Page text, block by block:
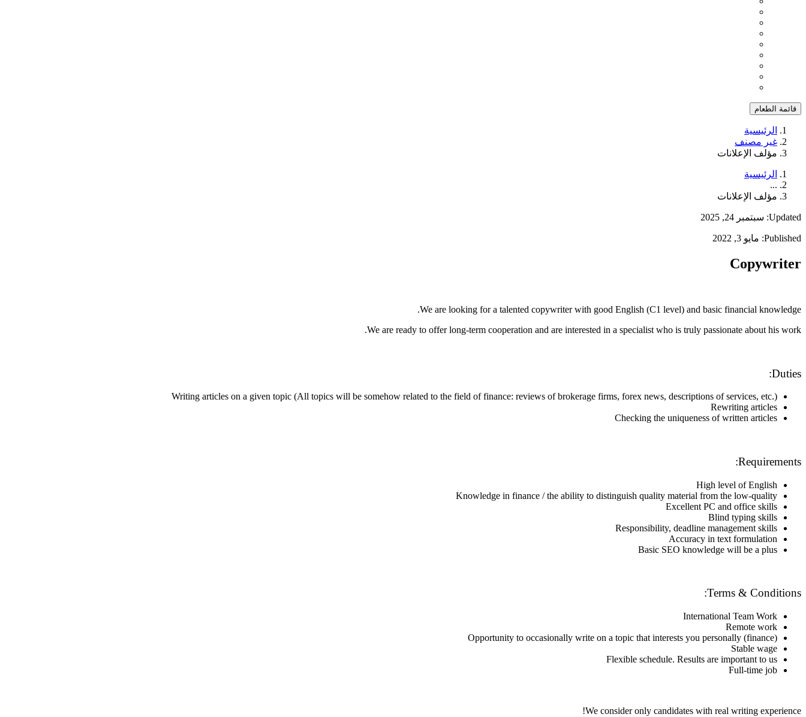
قائمة الطعام
الرئيسية
غير مصنف
مؤلف الإعلانات
الرئيسية
...
مؤلف الإعلانات
Updated: سبتمبر 24, 2025
Published: مايو 3, 2022
Copywriter
We are looking for a talented copywriter with good English (C1 level) and basic financial knowledge.
We are ready to offer long-term cooperation and are interested in a specialist who is truly passionate about his work.
Duties:
Writing articles on a given topic (All topics will be somehow related to the field of finance: reviews of brokerage firms, forex news, descriptions of services, etc.)
Rewriting articles
Checking the uniqueness of written articles
Requirements:
High level of English
Knowledge in finance / the ability to distinguish quality material from the low-quality
Excellent PC and office skills
Blind typing skills
Responsibility, deadline management skills
Accuracy in text formulation
Basic SEO knowledge will be a plus
Terms & Conditions:
International Team Work
Remote work
Opportunity to occasionally write on a topic that interests you personally (finance)
Stable wage
Flexible schedule. Results are important to us
Full-time job
We consider only candidates with real writing experience!